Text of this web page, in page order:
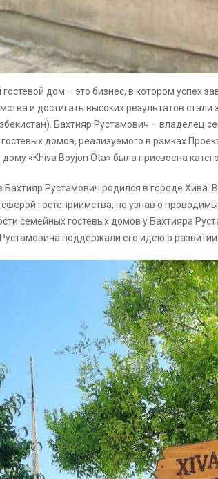
дом – это бизнес, в котором успех
и достигать высоких результатов
Бахтияр Рустамович – владелец
домов, реализуемого в рамках
дому «Khiva Boyjon Ota» была присвоена
Рустамович родился в городе Хива.
гостеприимства, но узнав о
семейных гостевых домов у Бахтияра
поддержали его идею о развитии